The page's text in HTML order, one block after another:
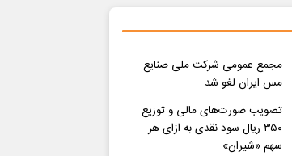
مجمع عمومی شرکت ملی صنایع
مس ایران لغو شد
تصویب صورت‌های مالی و توزیع
۳۵۰ ریال سود نقدی به ازای هر
سهم «شیران»